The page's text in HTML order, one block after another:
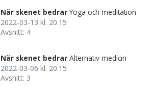
När skenet bedrar Yoga och meditation
2022-03-13 kl. 20.15
Avsnitt: 4
När skenet bedrar Alternativ medicin
2022-03-06 kl. 20.15
Avsnitt: 3